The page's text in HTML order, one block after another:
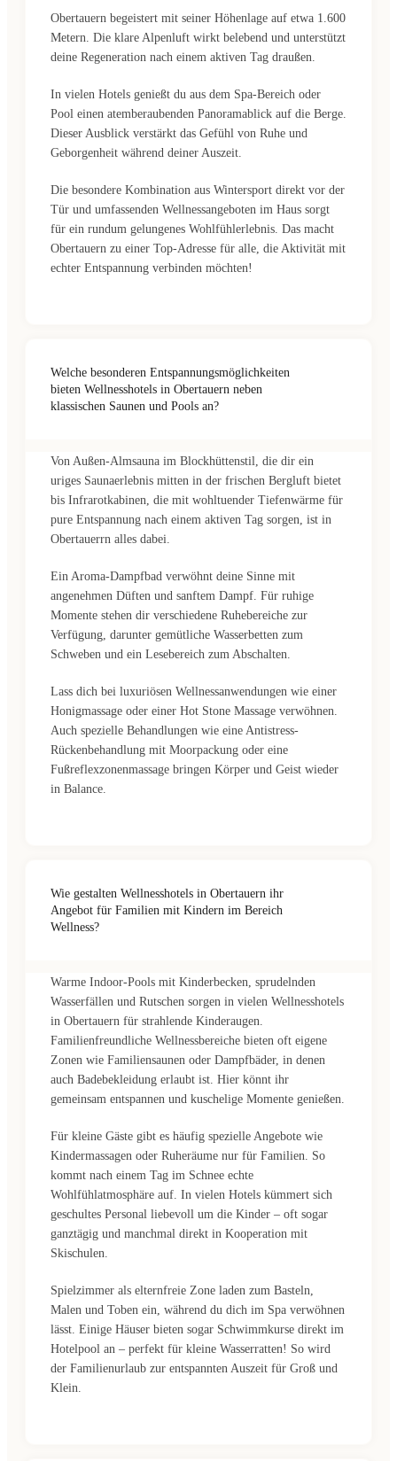
Obertauern begeistert mit seiner Höhenlage auf etwa 1.600
Metern. Die klare Alpenluft wirkt belebend und unterstützt
deine Regeneration nach einem aktiven Tag draußen.
In vielen Hotels genießt du aus dem Spa-Bereich oder
Pool einen atemberaubenden Panoramablick auf die Berge.
Dieser Ausblick verstärkt das Gefühl von Ruhe und
Geborgenheit während deiner Auszeit.
Die besondere Kombination aus Wintersport direkt vor der
Tür und umfassenden Wellnessangeboten im Haus sorgt
für ein rundum gelungenes Wohlfühlerlebnis. Das macht
Obertauern zu einer Top-Adresse für alle, die Aktivität mit
echter Entspannung verbinden möchten!
Welche besonderen Entspannungsmöglichkeiten
bieten Wellnesshotels in Obertauern neben
klassischen Saunen und Pools an?
Von Außen-Almsauna im Blockhüttenstil, die dir ein
uriges Saunaerlebnis mitten in der frischen Bergluft bietet
bis Infrarotkabinen, die mit wohltuender Tiefenwärme für
pure Entspannung nach einem aktiven Tag sorgen, ist in
Obertauerrn alles dabei.
Ein Aroma-Dampfbad verwöhnt deine Sinne mit
angenehmen Düften und sanftem Dampf. Für ruhige
Momente stehen dir verschiedene Ruhebereiche zur
Verfügung, darunter gemütliche Wasserbetten zum
Schweben und ein Lesebereich zum Abschalten.
Lass dich bei luxuriösen Wellnessanwendungen wie einer
Honigmassage oder einer Hot Stone Massage verwöhnen.
Auch spezielle Behandlungen wie eine Antistress-
Rückenbehandlung mit Moorpackung oder eine
Fußreflexzonenmassage bringen Körper und Geist wieder
in Balance.
Wie gestalten Wellnesshotels in Obertauern ihr
Angebot für Familien mit Kindern im Bereich
Wellness?
Warme Indoor-Pools mit Kinderbecken, sprudelnden
Wasserfällen und Rutschen sorgen in vielen Wellnesshotels
in Obertauern für strahlende Kinderaugen.
Familienfreundliche Wellnessbereiche bieten oft eigene
Zonen wie Familiensaunen oder Dampfbäder, in denen
auch Badebekleidung erlaubt ist. Hier könnt ihr
gemeinsam entspannen und kuschelige Momente genießen.
Für kleine Gäste gibt es häufig spezielle Angebote wie
Kindermassagen oder Ruheräume nur für Familien. So
kommt nach einem Tag im Schnee echte
Wohlfühlatmosphäre auf. In vielen Hotels kümmert sich
geschultes Personal liebevoll um die Kinder – oft sogar
ganztägig und manchmal direkt in Kooperation mit
Skischulen.
Spielzimmer als elternfreie Zone laden zum Basteln,
Malen und Toben ein, während du dich im Spa verwöhnen
lässt. Einige Häuser bieten sogar Schwimmkurse direkt im
Hotelpool an – perfekt für kleine Wasserratten! So wird
der Familienurlaub zur entspannten Auszeit für Groß und
Klein.